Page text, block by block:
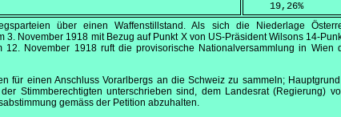
    19,26
%
über einen Waffenstillstand. Als sich die Niederlage
3. November 1918 mit Bezug auf Punkt X von US-Präsident Wilsons 14-
12. November 1918ruft die provisorische Nationalversammlung in Wien
für einen Anschluss Vorarlbergs an die Schweiz zu sammeln;
Stimmberechtigten unterschrieben sind, dem Landesrat (Regierung)
gemäss der Petition abzuhalten.